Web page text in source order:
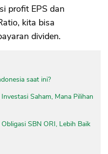
profit EPS dan
kita bisa
dividen.
saat ini?
Saham, Mana Pilihan
SBN ORI, Lebih Baik